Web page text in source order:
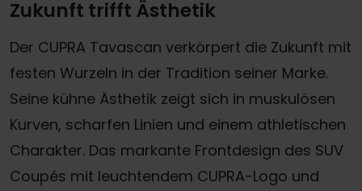
Zukunft trifft Ästhetik
Der CUPRA Tavascan verkörpert die Zukunft mit
festen Wurzeln in der Tradition seiner Marke.
Seine kühne Ästhetik zeigt sich in muskulösen
Kurven, scharfen Linien und einem athletischen
Charakter. Das markante Frontdesign des SUV
Coupés mit leuchtendem CUPRA-Logo und